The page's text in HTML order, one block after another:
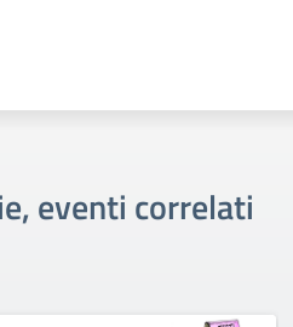
eventi correlati